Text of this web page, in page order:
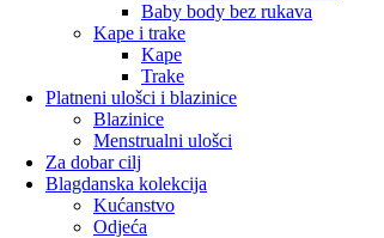
Baby body bez rukava
Kape i trake
Kape
Trake
Platneni ulošci i blazinice
Blazinice
Menstrualni ulošci
Za dobar cilj
Blagdanska kolekcija
Kućanstvo
Odjeća